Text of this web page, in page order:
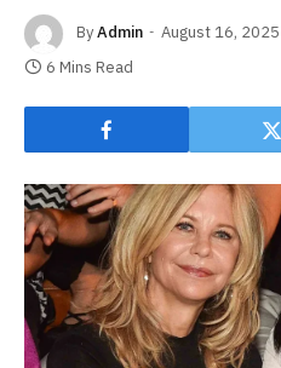
ByAdmin August 16, 2025
6 Mins Read